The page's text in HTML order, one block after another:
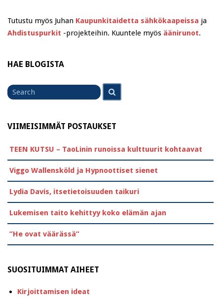
Tutustu myös Juhan Kaupunkitaidetta sähkökaapeissa ja
Ahdistuspurkit -projekteihin. Kuuntele myös äänirunot.
HAE BLOGISTA
for
VIIMEISIMMÄT POSTAUKSET
TEEN KUTSU – TaoLinin runoissa kulttuurit kohtaavat
Viggo Wallensköld ja Hypnoottiset sienet
Lydia Davis, itsetietoisuuden taikuri
Lukemisen taito kehittyy koko elämän ajan
”He ovat väärässä”
SUOSITUIMMAT AIHEET
Kirjoittamisen ideat